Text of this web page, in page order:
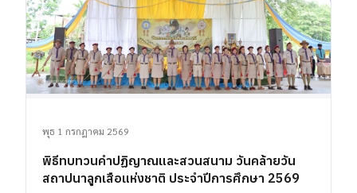
พุธ 1 กรกฎาคม 2569
พิธีทบทวนคำปฏิญาณและสวนสนาม วันคล้ายวัน
สถาปนาลูกเสือแห่งชาติ ประจำปีการศึกษา 2569